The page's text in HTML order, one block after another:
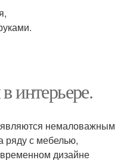
интерьере.
являются немаловажным
ряду с мебелью,
дизайне